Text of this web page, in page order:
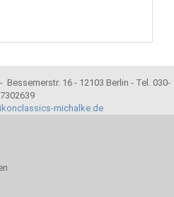
16 - 12103 Berlin - Tel. 030-
michalke.de